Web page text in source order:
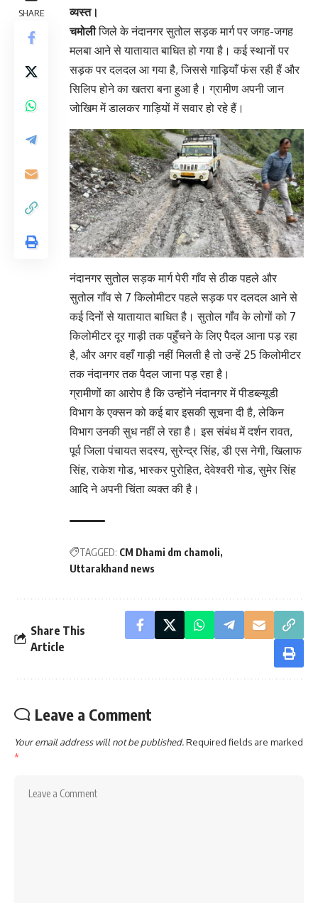
SHARE
व्यस्त।
चमोलीजिले के नंदानगर सुतोल सड़क मार्ग पर जगह-जगह
मलबा आने से यातायात बाधित हो गया है। कई स्थानों पर
सड़क पर दलदल आ गया है, जिससे गाड़ियाँ फंस रही हैं और
सिलिप होने का खतरा बना हुआ है। ग्रामीण अपनी जान
जोखिम में डालकर गाड़ियों में सवार हो रहे हैं।
नंदानगर सुतोल सड़क मार्ग पेरी गाँव से ठीक पहले और
सुतोल गाँव से 7 किलोमीटर पहले सड़क पर दलदल आने से
कई दिनों से यातायात बाधित है। सुतोल गाँव के लोगों को 7
किलोमीटर दूर गाड़ी तक पहुँचने के लिए पैदल आना पड़ रहा
है, और अगर वहाँ गाड़ी नहीं मिलती है तो उन्हें 25 किलोमीटर
तक नंदानगर तक पैदल जाना पड़ रहा है।
ग्रामीणों का आरोप है कि उन्होंने नंदानगर में पीडब्ल्यूडी
विभाग के एक्सन को कई बार इसकी सूचना दी है, लेकिन
विभाग उनकी सुध नहीं ले रहा है। इस संबंध में दर्शन रावत,
पूर्व जिला पंचायत सदस्य, सुरेन्द्र सिंह, डी एस नेगी, खिलाफ
सिंह, राकेश गोड, भास्कर पुरोहित, देवेश्वरी गोड, सुमेर सिंह
आदि ने अपनी चिंता व्यक्त की है।
TAGGED: CM Dhami dm chamoli
Uttarakhand news
Share This
Article
Leave a Comment
Your email address will not be published.Required fields are marked
*